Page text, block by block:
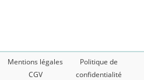
Mentions légales
CGV
Politique de
confidentialité